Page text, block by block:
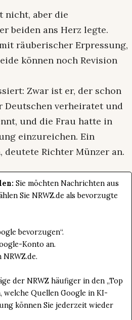
nicht, aber die
beiden ans Herz legte.
räuberischer Erpressung,
können noch Revision
Zwar ist er, der schon
Deutschen verheiratet und
und die Frau hatte in
einzureichen. Ein
deutete Richter Münzer an.
Sie möchten Nachrichten aus
Sie NRWZ.de als bevorzugte
bevorzugen“.
Konto an.
der NRWZ häufiger in den „Top
welche Quellen Google in KI-
können Sie jederzeit wieder